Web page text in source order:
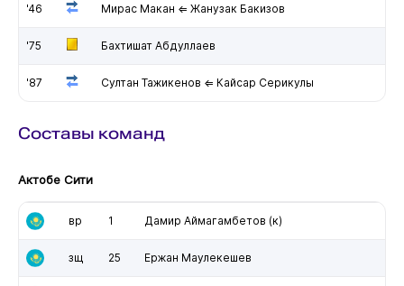
'46 Мирас Макан ⇐ Жанузак Бакизов
'75 Бахтишат Абдуллаев
'87 Султан Тажикенов ⇐ Кайсар Серикулы
Составы команд
Актобе Сити
вр 1 Дамир Аймагамбетов (к)
зщ 25 Ержан Маулекешев